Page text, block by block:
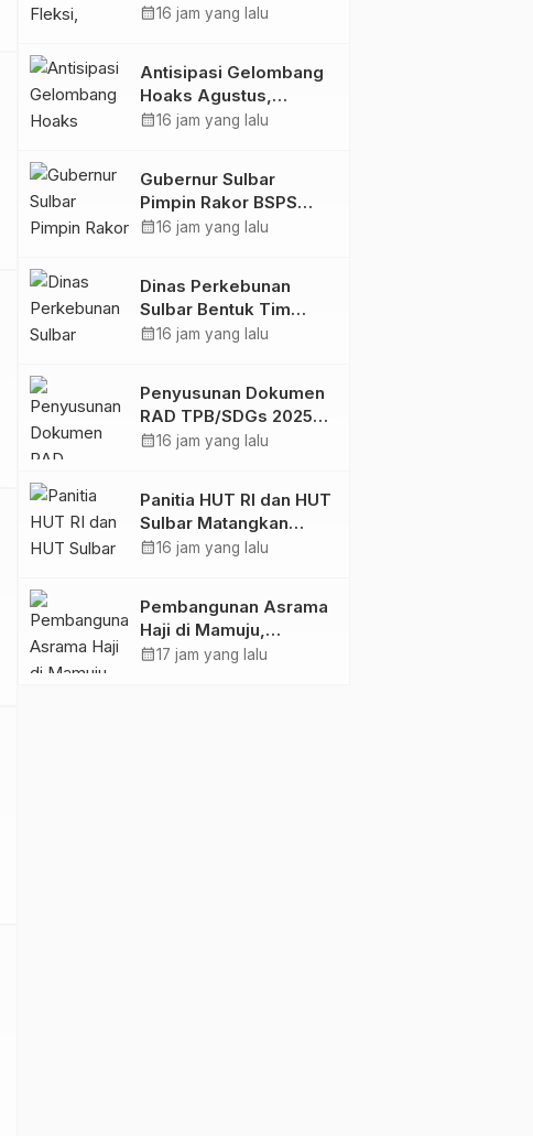
Dorong Transformasi
calendar_month16 jam yang lalu
Antisipasi Gelombang
Hoaks Agustus,
Pemprov Sulbar Ajak
calendar_month16 jam yang lalu
Gubernur Sulbar
Pimpin Rakor BSPS
2026: Mamuju dan
5.250 Unit
calendar_month16 jam yang lalu
Dinas Perkebunan
Sulbar Bentuk Tim
Kendali Internal ICS
Pekebun di
Pasangkayu
calendar_month16 jam yang lalu
Penyusunan Dokumen
RAD TPB/SDGs 2025–
2029 Perkuat Arah
Barat
calendar_month16 jam yang lalu
Panitia HUT RI dan HUT
Sulbar Matangkan
Persiapan, Berbagai
Sulbar
calendar_month16 jam yang lalu
Pembangunan Asrama
Haji di Mamuju,
Pemkesra dan
calendar_month17 jam yang lalu